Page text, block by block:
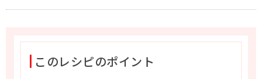
このレシピのポイント